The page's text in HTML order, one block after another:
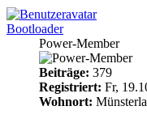
Bootloader
Power-Member
Beiträge: 379
Registriert: Fr,
Wohnort: